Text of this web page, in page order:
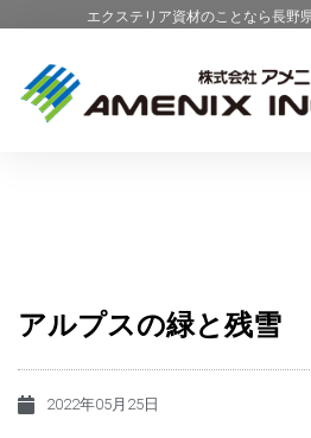
エクステリア資材のことなら長野
アルプスの緑と残雪
2022年05月25日